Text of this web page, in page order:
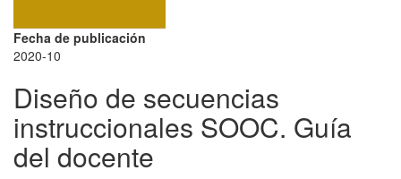
Fecha de publicación
2020-10
Diseño de secuencias
instruccionales SOOC. Guía
del docente